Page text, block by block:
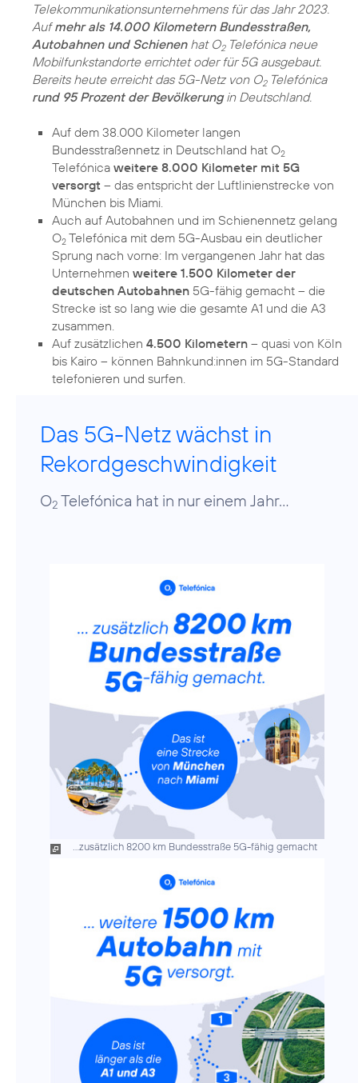
Telekommunikations­unternehmens für das Jahr 2023.
Aufmehr als 14.000 Kilometern Bundesstraßen,
Autobahnen und Schienenhat O2Telefónica neue
Mobilfunkstandorte errichtet oder für 5G ausgebaut.
Bereits heute erreicht das 5G-Netz von O2Telefónica
rund 95 Prozent der Bevölkerungin Deutschland.
Auf dem 38.000 Kilometer langen
Bundesstraßennetz in Deutschland hat O2
Telefónica weitere 8.000 Kilometer mit 5G
versorgt – das entspricht der Luftlinienstrecke von
München bis Miami.
Auch auf Autobahnen und im Schienennetz gelang
O2 Telefónica mit dem 5G-Ausbau ein deutlicher
Sprung nach vorne: Im vergangenen Jahr hat das
Unternehmen weitere 1.500 Kilometer der
deutschen Autobahnen 5G-fähig gemacht – die
Strecke ist so lang wie die gesamte A1 und die A3
zusammen.
Auf zusätzlichen 4.500 Kilometern – quasi von Köln
bis Kairo – können Bahnkund:innen im 5G-Standard
telefonieren und surfen.
Das 5G-Netz wächst in
Rekordgeschwindigkeit
O2 Telefónica hat in nur einem Jahr...
...zusätzlich 8200 km Bundesstraße 5G-fähig gemacht